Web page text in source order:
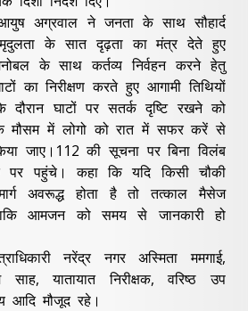
अग्रवाल ने जनता के साथ सौहार्द
के सात दृढ़ता का मंत्र देते हुए
के साथ कर्तव्य निर्वहन करने हेतु
का निरीक्षण करते हुए आगामी तिथियों
घाटों पर सतर्क दृष्टि रखने को
मौसम में लोगो को रात में सफर करें से
जाए।112 की सूचना पर बिना विलंब
पहुंचे। कहा कि यदि किसी चौकी
अवरूद्ध होता है तो तत्काल मैसेज
आमजन को समय से जानकारी हो
नरेंद्र नगर अस्मिता ममगाई,
साह, यातायात निरीक्षक, वरिष्ठ उप
आदि मौजूद रहे।